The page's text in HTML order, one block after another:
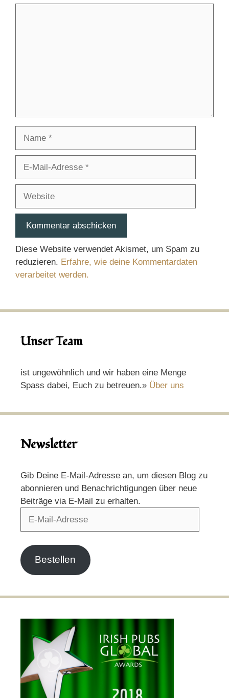
Adresse
Diese Website verwendet Akismet, um Spam zu
reduzieren. Erfahre, wie deine Kommentardaten
verarbeitet werden.
Unser Team
ist ungewöhnlich und wir haben eine Menge
Spass dabei, Euch zu betreuen.» Über uns
Newsletter
Gib Deine E-Mail-Adresse an, um diesen Blog zu
abonnieren und Benachrichtigungen über neue
Beiträge via E-Mail zu erhalten.
Bestellen